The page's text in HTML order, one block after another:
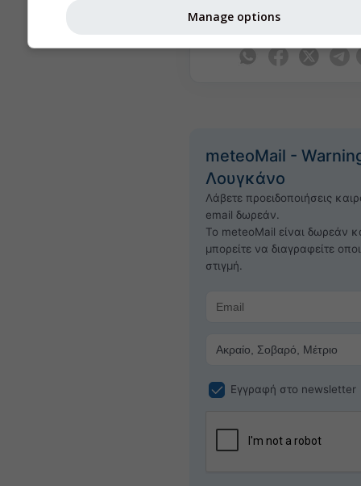
Κοινοποιήστε αυτήν την
meteoMail -
Λουγκάνο
Λάβετε προειδοποιήσεις
email δωρεάν.
Το meteoMail είναι δωρεάν
μπορείτε να διαγραφείτε
στιγμή.
Εγγραφή στο newsletter
Manage options